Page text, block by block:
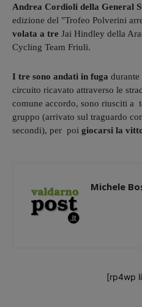
Andrea Cordioli della General
edizione del "Trofeo Polverini
volata a tre Jai Hindley della
Cycling Team Friuli.
I tre sono andati in fuga
circuito ricavato attraverso le
comune accordo, sono riusciti a
gruppo (arrivato sul traguardo
secondi), per poi giocarsi la
Michele
[rp4wp